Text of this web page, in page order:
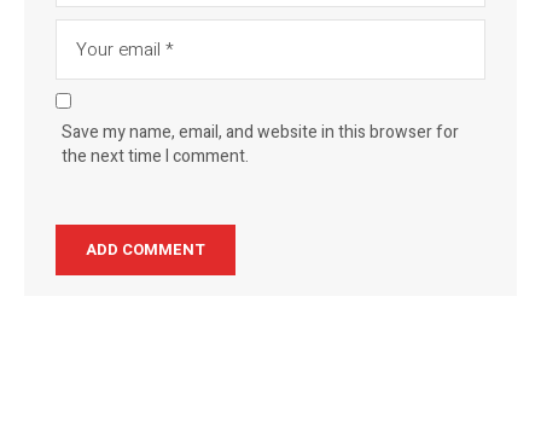
Save my name, email, and website in this browser for
the next time I comment.